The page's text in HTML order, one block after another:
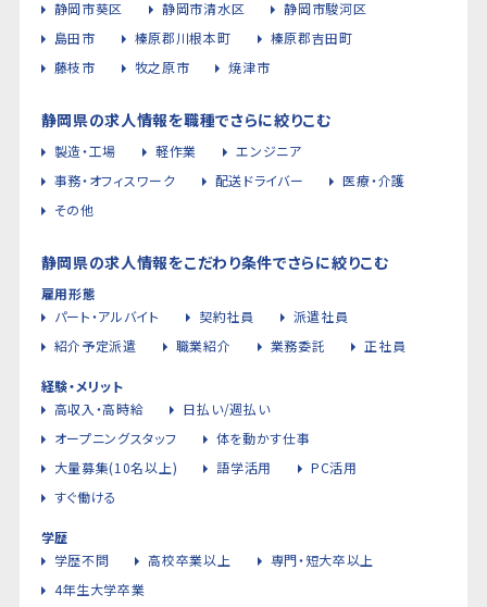
静岡市葵区
静岡市清水区
静岡市駿河区
島田市
榛原郡川根本町
榛原郡吉田町
藤枝市
牧之原市 焼津市
静岡県の求人情報を職種でさらに絞りこむ
製造・工場 軽作業
エンジニア
事務・オフィスワーク
配送ドライバー
医療・介護
その他
静岡県の求人情報をこだわり条件でさらに絞りこむ
雇用形態
パート・アルバイト
契約社員
派遣社員
紹介予定派遣
職業紹介 業務委託 正社員
経験・メリット
高収入・高時給
日払い/週払い
オープニングスタッフ
体を動かす仕事
大量募集(10名以上)
語学活用
PC活用
すぐ働ける
学歴
学歴不問
高校卒業以上
専門・短大卒以上
4年生大学卒業